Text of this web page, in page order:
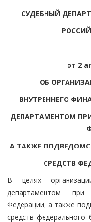
СУДЕБНЫЙ
от 2
ОБ
ВНУТРЕННЕГО
ДЕПАРТАМЕНТОМ
А ТАКЖЕ
СРЕДСТВ
В целях
департаментом
Федерации, а также
средств федерального